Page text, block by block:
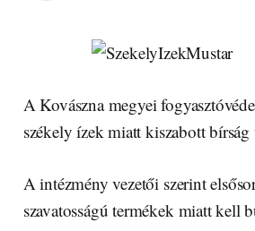
A Kovászna megyei
székely ízek miatt kiszabott
A intézmény vezetői szerint
szavatosságú termékek miatt kell